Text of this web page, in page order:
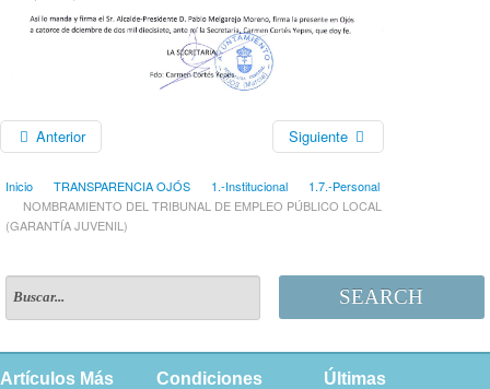
Anterior Siguiente
Inicio TRANSPARENCIA OJÓS 1.-Institucional
1.7.-Personal
NOMBRAMIENTO DEL TRIBUNAL DE EMPLEO PÚBLICO LOCAL
(GARANTÍA JUVENIL)
SEARCH
Artículos Más
Condiciones
Últimas